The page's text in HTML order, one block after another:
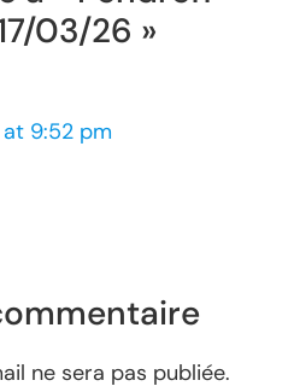
03/26 »
at 9:52 pm
ne sera pas publiée.